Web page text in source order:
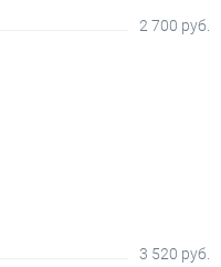
2 700 руб.
3 520 руб.